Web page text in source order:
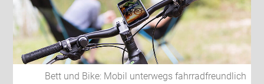
Bett und Bike: Mobil unterwegs fahrradfreundlich